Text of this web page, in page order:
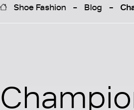
Shoe Fashion Blog